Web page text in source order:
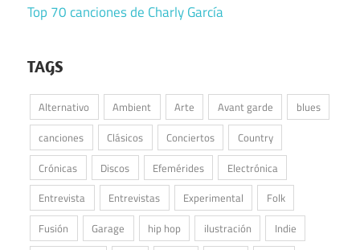
Top 70 canciones de Charly García
TAGS
Alternativo Ambient Arte Avant garde
blues
canciones
Clásicos Conciertos
Country
Crónicas
Discos Efemérides
Electrónica
Entrevista
Entrevistas Experimental
Folk
Fusión
Garage hip hop ilustración
Indie